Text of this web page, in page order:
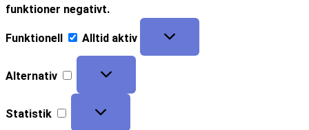
funktioner negativt.
Funktionell Alltid aktiv
Alternativ
Statistik